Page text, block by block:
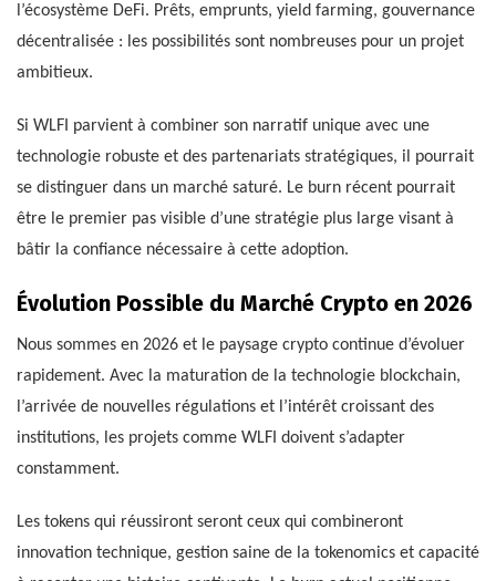
l’écosystème DeFi. Prêts, emprunts, yield farming, gouvernance
décentralisée : les possibilités sont nombreuses pour un projet
ambitieux.
Si WLFI parvient à combiner son narratif unique avec une
technologie robuste et des partenariats stratégiques, il pourrait
se distinguer dans un marché saturé. Le burn récent pourrait
être le premier pas visible d’une stratégie plus large visant à
bâtir la confiance nécessaire à cette adoption.
Évolution Possible du Marché Crypto en 2026
Nous sommes en 2026 et le paysage crypto continue d’évoluer
rapidement. Avec la maturation de la technologie blockchain,
l’arrivée de nouvelles régulations et l’intérêt croissant des
institutions, les projets comme WLFI doivent s’adapter
constamment.
Les tokens qui réussiront seront ceux qui combineront
innovation technique, gestion saine de la tokenomics et capacité